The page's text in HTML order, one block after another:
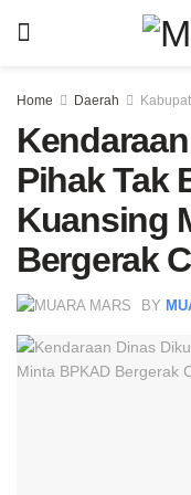
Home Daerah
Pihak Tak
Kuansing
Bergerak
BY